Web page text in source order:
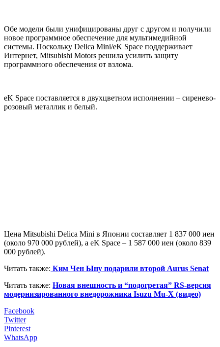
Обе модели были унифицированы друг с другом и получили
новое программное обеспечение для мультимедийной
системы. Поскольку Delica Mini/eK Space поддерживает
Интернет, Mitsubishi Motors решила усилить защиту
программного обеспечения от взлома.
eK Space поставляется в двухцветном исполнении – сиренево-
розовый металлик и белый.
Цена Mitsubishi Delica Mini в Японии составляет 1 837 000 иен
(около 970 000 рублей), а eK Space – 1 587 000 иен (около 839
000 рублей).
Читать также: Ким Чен Ыну подарили второй Aurus Senat
Читать также: Новая внешность и “подогретая” RS-версия
модернизированного внедорожника Isuzu Mu-X (видео)
Facebook
Twitter
Pinterest
WhatsApp